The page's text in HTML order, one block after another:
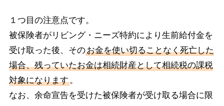
１つ目の注意点です。
被保険者がリビング・ニーズ特約により生前給付金を
受け取った後、そのお金を使い切ることなく死亡した
場合、残っていたお金は相続財産として相続税の課税
対象になります。
なお、余命宣告を受けた被保険者が受け取る場合に限